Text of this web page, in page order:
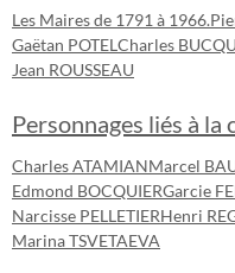
Les Maires de 1791 à 1966.
Gaëtan POTEL Charles
Jean ROUSSEAU
Personnages liés à la
Charles ATAMIANMarcel
Edmond BOCQUIERGarcie
Narcisse PELLETIERHenri
Marina TSVETAEVA